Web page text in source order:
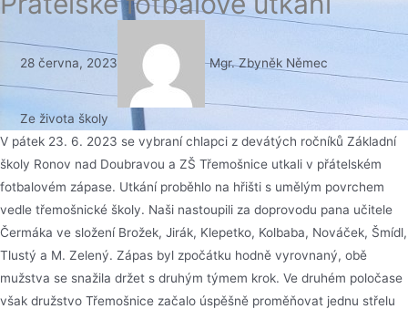
28 června, 2023 Mgr. Zbyněk Němec
Ze života školy
V pátek 23. 6. 2023 se vybraní chlapci z devátých ročníků Základní
školy Ronov nad Doubravou a ZŠ Třemošnice utkali v přátelském
fotbalovém zápase. Utkání proběhlo na hřišti s umělým povrchem
vedle třemošnické školy. Naši nastoupili za doprovodu pana učitele
Čermáka ve složení Brožek, Jirák, Klepetko, Kolbaba, Nováček, Šmídl,
Tlustý a M. Zelený. Zápas byl zpočátku hodně vyrovnaný, obě
mužstva se snažila držet s druhým týmem krok. Ve druhém poločase
však družstvo Třemošnice začalo úspěšně proměňovat jednu střelu